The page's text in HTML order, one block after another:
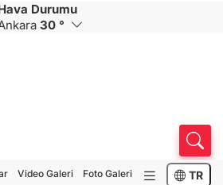
CAD
34,1883
Durumu
30 °
Video Galeri Foto Galeri TR